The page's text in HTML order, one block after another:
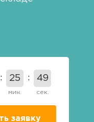
25
мин.
48
сек.